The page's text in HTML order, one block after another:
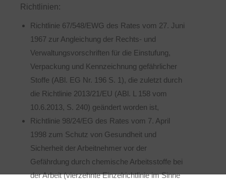
Richtlinien:
Richtlinie 67/548/EWG des Rates vom 27. Juni
1967 zur Angleichung der Rechts- und
Verwaltungsvorschriften für die Einstufung,
Verpackung und Kennzeichnung gefährlicher
Stoffe (ABl. EG Nr. 196 S. 1), die zuletzt durch
die Richtlinie 2013/21/EU (ABl. L 158 vom
10.6.2013, S. 240) geändert worden ist,
Richtlinie 98/24/EG des Rates vom 7. April
1998 zum Schutz von Gesundheit und
Sicherheit der Arbeitnehmer vor der
Gefährdung durch chemische Arbeitsstoffe bei
der Arbeit (vierzehnte Einzelrichtlinie im Sinne